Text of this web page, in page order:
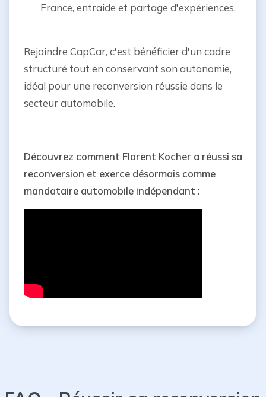
France, entraide et partage d'expériences.
Rejoindre CapCar, c'est bénéficier d'un cadre
structuré tout en conservant son autonomie,
idéal pour une reconversion réussie dans le
secteur automobile.
Découvrez comment Florent Kocher a réussi sa
reconversion et exerce désormais comme
mandataire automobile indépendant :